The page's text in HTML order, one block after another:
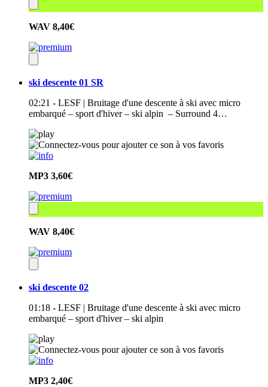
WAV 8,40€
ski descente 01 SR
02:21 - LESF | Bruitage d'une descente à ski avec micro
embarqué – sport d'hiver – ski alpin – Surround 4…
MP3 3,60€
WAV 8,40€
ski descente 02
01:18 - LESF | Bruitage d'une descente à ski avec micro
embarqué – sport d'hiver – ski alpin
MP3 2,40€